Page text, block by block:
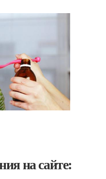
на сайте: